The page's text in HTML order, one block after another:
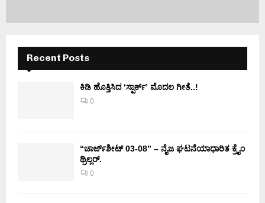
Recent Posts
ಕಿಡಿ‌‌ ಹೊತ್ತಿಸಿದ ‘ಸ್ಪಾರ್ಕ್’ ಮೊದಲ‌ ಗೀತೆ..!
0
“ಚಾರ್ಜ್‌ಶೀಟ್ 03-08” – ನೈಜ ಘಟನೆಯಾಧಾರಿತ ಕ್ರೈಂ
ಥ್ರಿಲ್ಲರ್.
0